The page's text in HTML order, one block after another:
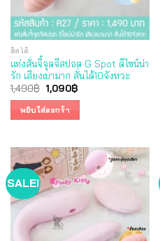
ดิลโด้
แท่งสั่นจี้จุดจีสปอต G Spot ดีไซน์น่า
รัก เสียงเบามาก สั่นได้10จังหวะ
1,490฿ Original
price
was:
1,490฿.
1,090฿Current
หยิบใส่ตะกร้า
SALE!